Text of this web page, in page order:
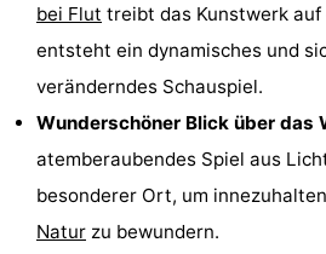
Riesen
Elements
Schuttersbos
Tjermelân
Hotels
Zimmer
bei Flut treibt das Kunstwerk auf
entsteht ein dynamisches und
veränderndes Schauspiel.
Wunderschöner Blick über das
atemberaubendes Spiel aus
besonderer Ort, um
Natur zu bewundern.